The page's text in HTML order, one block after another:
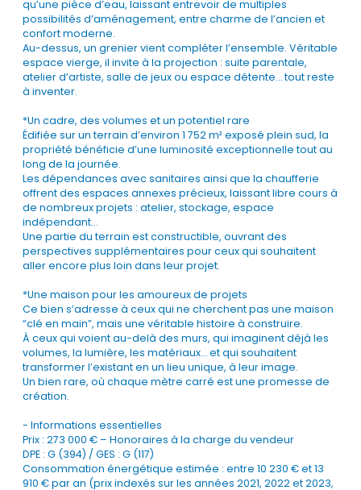
qu’une pièce d’eau, laissant entrevoir de multiples
possibilités d’aménagement, entre charme de l’ancien et
confort moderne.
Au-dessus, un grenier vient compléter l’ensemble. Véritable
espace vierge, il invite à la projection : suite parentale,
atelier d’artiste, salle de jeux ou espace détente… tout reste
à inventer.
*Un cadre, des volumes et un potentiel rare
Édifiée sur un terrain d’environ 1 752 m² exposé plein sud, la
propriété bénéficie d’une luminosité exceptionnelle tout au
long de la journée.
Les dépendances avec sanitaires ainsi que la chaufferie
offrent des espaces annexes précieux, laissant libre cours à
de nombreux projets : atelier, stockage, espace
indépendant…
Une partie du terrain est constructible, ouvrant des
perspectives supplémentaires pour ceux qui souhaitent
aller encore plus loin dans leur projet.
*Une maison pour les amoureux de projets
Ce bien s’adresse à ceux qui ne cherchent pas une maison
“clé en main”, mais une véritable histoire à construire.
À ceux qui voient au-delà des murs, qui imaginent déjà les
volumes, la lumière, les matériaux… et qui souhaitent
transformer l’existant en un lieu unique, à leur image.
Un bien rare, où chaque mètre carré est une promesse de
création.
- Informations essentielles
Prix : 273 000 € – Honoraires à la charge du vendeur
DPE : G (394) / GES : G (117)
Consommation énergétique estimée : entre 10 230 € et 13
910 € par an (prix indexés sur les années 2021, 2022 et 2023,